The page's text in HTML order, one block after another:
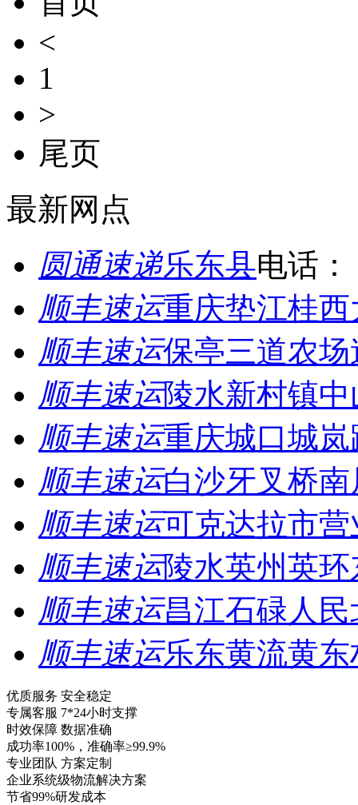
<
1
>
尾页
最新网点
圆通速递乐东县电话：
顺丰速运重庆垫江桂
顺丰速运保亭三道农
顺丰速运陵水新村镇
顺丰速运重庆城口城
顺丰速运白沙牙叉桥
顺丰速运可克达拉市营
顺丰速运陵水英州英
顺丰速运昌江石碌人
顺丰速运乐东黄流黄
优质服务 安全稳定
专属客服 7*24小时支撑
时效保障 数据准确
成功率100%，准确率≥99.9%
专业团队 方案定制
企业系统级物流解决方案
节省99%研发成本